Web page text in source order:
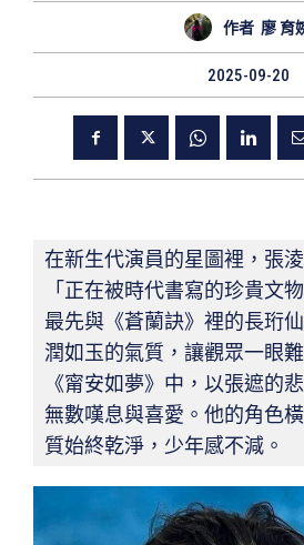
作者 廖 育
2025-09-20
在新生代演員的星圖裡，張
「正在被時代書寫的珍貴文
最先與《蒼蘭訣》裡的長珩
潤如玉的氣質，讓觀眾一眼
《甯安如夢》中，以張遮的
無數嘆息與喜愛。他的角色
質始終乾淨，少年感不減。